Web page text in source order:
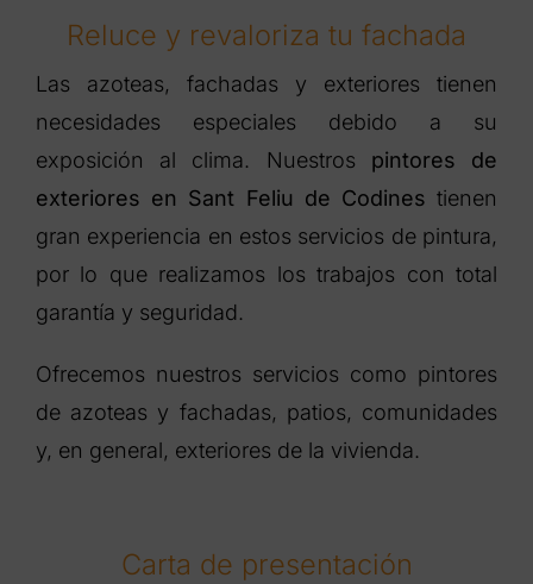
Reluce y revaloriza tu fachada
Las azoteas, fachadas y exteriores tienen
necesidades especiales debido a su
exposición al clima. Nuestros pintores de
exteriores en Sant Feliu de Codines tienen
gran experiencia en estos servicios de pintura,
por lo que realizamos los trabajos con total
garantía y seguridad.
Ofrecemos nuestros servicios como pintores
de azoteas y fachadas, patios, comunidades
y, en general, exteriores de la vivienda.
Carta de presentación